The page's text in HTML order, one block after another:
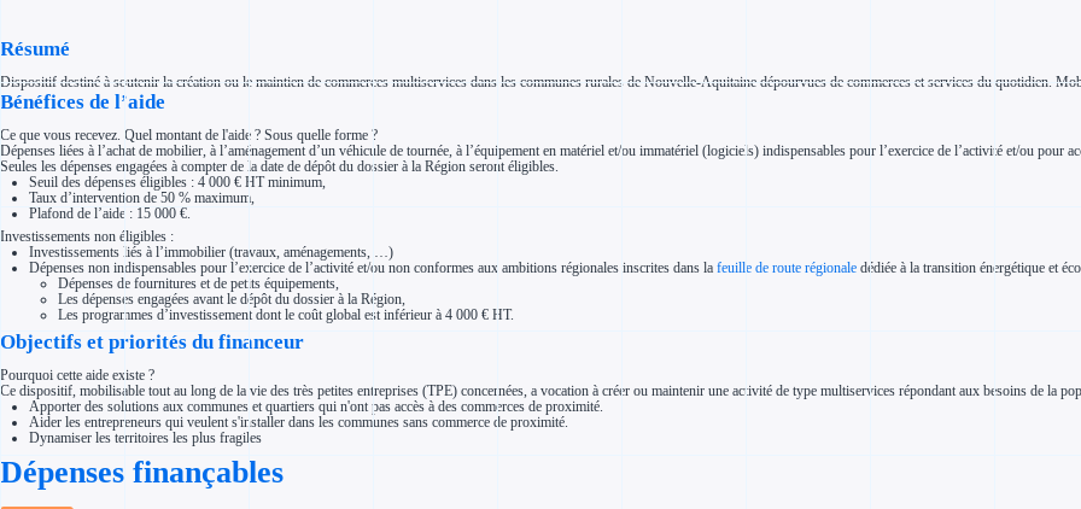
Par financeur
Aides ADEME
Tous les financeurs
Solutions MAPi
Simulateur d'éligibilité
Trouvez des idées de dépenses éligibles
Territoires
Régions de A à H
Aides Région Auvergne-Rhône-Alpes
Aides Région Bourgogne-Franche-Comté
Aides Région Bretagne
Aides Région Centre-Val de Loire
Aides Région Hauts-de-France
Régions de I à P
Aides Région Île-de-France
Aides Région Normandie
Aides Région Nouvelle-Aquitaine
Aides Région Occitanie
Résumé
Dispositif destiné à soutenir la création ou le maintien de commerces multiservices dans les communes rurales de Nouvelle-Aquitaine dépourvues de commerces et services du quotidien.
Bénéfices de l’aide
Ce que vous recevez. Quel montant de l'aide ? Sous quelle forme ?
Dépenses liées à l’achat de mobilier, à l’aménagement d’un véhicule de tournée, à l’équipement en matériel et/ou immatériel (logiciels) indispensables pour l’exercice de l’activité et/ou
Seules les dépenses engagées à compter de la date de dépôt du dossier à la Région seront éligibles.
Seuil des dépenses éligibles : 4 000 € HT minimum,
Taux d’intervention de 50 % maximum,
Plafond de l’aide : 15 000 €.
Investissements non éligibles :
Investissements liés à l’immobilier (travaux, aménagements, …)
Dépenses non indispensables pour l’exercice de l’activité et/ou non conformes aux ambitions régionales inscrites dans lafeuille de route régionale dédiée à la transition énergétique et
Dépenses de fournitures et de petits équipements,
Les dépenses engagées avant le dépôt du dossier à la Région,
Les programmes d’investissement dont le coût global est inférieur à 4 000 € HT.
Objectifs et priorités du financeur
Pourquoi cette aide existe ?
Ce dispositif, mobilisable tout au long de la vie des très petites entreprises (TPE) concernées, a vocation à créer ou maintenir une activité de type multiservices répondant aux besoins de la
Apporter des solutions aux communes et quartiers qui n'ont pas accès à des commerces de proximité.
Aider les entrepreneurs qui veulent s'installer dans les communes sans commerce de proximité.
Dynamiser les territoires les plus fragiles
Dépenses finançables